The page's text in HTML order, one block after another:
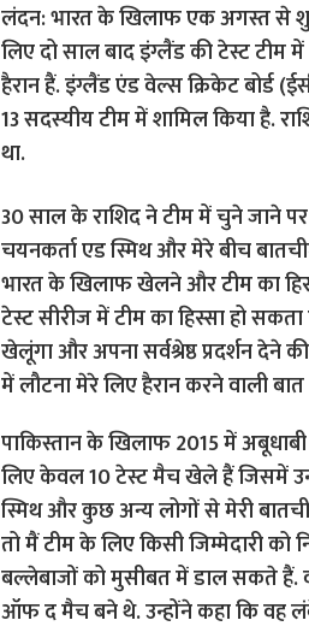
लंदन: भारत के खिलाफ एक अगस्त से
लिए दो साल बाद इंग्लैंड की टेस्ट टीम
हैरान हैं. इंग्लैंड एंड वेल्स क्रिकेट बोर्ड
13 सदस्यीय टीम में शामिल किया है.
था.
30 साल के राशिद ने टीम में चुने जाने
चयनकर्ता एड स्मिथ और मेरे बीच
भारत के खिलाफ खेलने और टीम का
टेस्ट सीरीज में टीम का हिस्सा हो
खेलूंगा और अपना सर्वश्रेष्ठ प्रदर्शन देने
में लौटना मेरे लिए हैरान करने वाली बात
पाकिस्तान के खिलाफ 2015 में
लिए केवल 10 टेस्ट मैच खेले हैं जिसमें
स्मिथ और कुछ अन्य लोगों से मेरी
तो मैं टीम के लिए किसी जिम्मेदारी को
बल्लेबाजों को मुसीबत में डाल सकते
ऑफ द मैच बने थे. उन्होंने कहा कि वह